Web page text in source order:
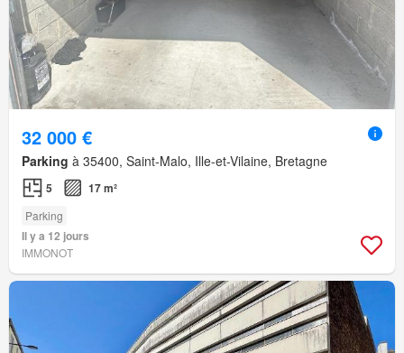
32 000 €
Parking à 35400, Saint-Malo, Ille-et-Vilaine, Bretagne
5 17 m²
Parking
Il y a 12 jours
IMMONOT